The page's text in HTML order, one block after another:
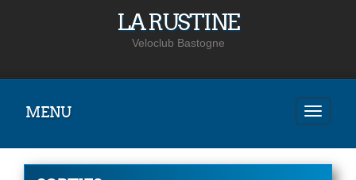
LA RUSTINE
Veloclub Bastogne
MENU